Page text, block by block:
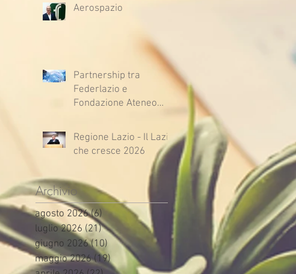
Aerospazio
Partnership tra
Federlazio e
Fondazione Ateneo
Regione Lazio - Il Lazio
che cresce 2026
Archivio
agosto 2026 (6) 6 post
luglio 2026 (21)21 post
giugno 2026 (10) 10 post
maggio 2026 (19)19 post